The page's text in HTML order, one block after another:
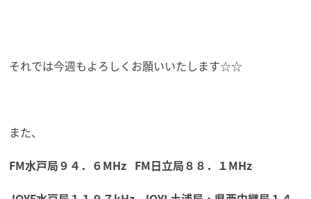
それでは今週もよろしくお願いいたします☆☆
また、
FM水戸局９４．６MHz FM日立局８８．１MHz